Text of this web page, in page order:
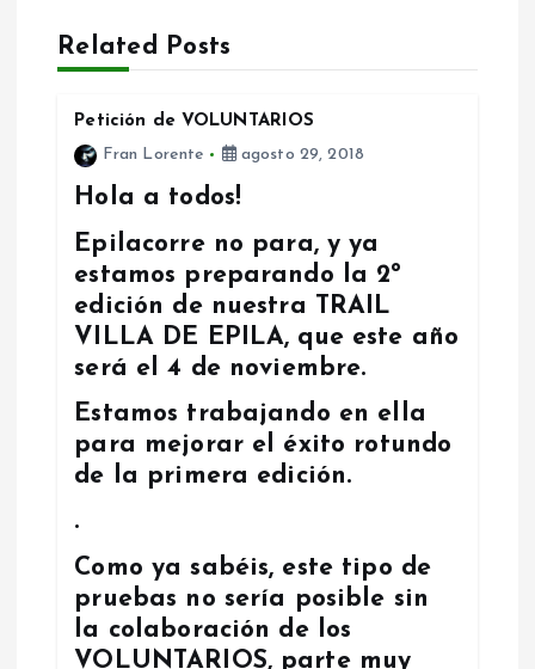
cRelated Posts
Petición de VOLUNTARIOS
Fran Lorente
agosto 29, 2018
Hola a todos!
Epilacorre no para, y ya
estamos preparando la 2º
edición de nuestra TRAIL
VILLA DE EPILA, que este año
será el 4 de noviembre.
Estamos trabajando en ella
para mejorar el éxito rotundo
de la primera edición.
.
Como ya sabéis, este tipo de
pruebas no sería posible sin
la colaboración de los
VOLUNTARIOS, parte muy